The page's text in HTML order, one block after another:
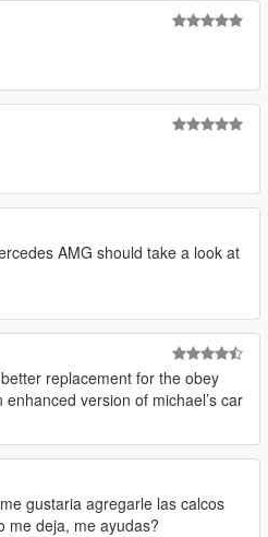
AMG should take a look at
replacement for the obey
version of michael’s car
gustaria agregarle las calcos
me deja, me ayudas?